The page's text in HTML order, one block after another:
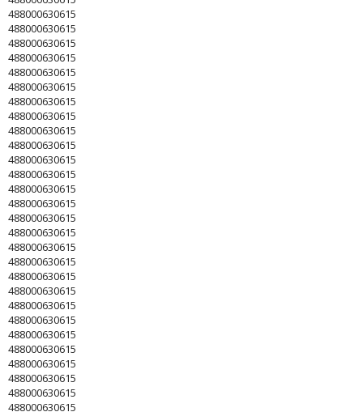
488000630615
488000630615
488000630615
488000630615
488000630615
488000630615
488000630615
488000630615
488000630615
488000630615
488000630615
488000630615
488000630615
488000630615
488000630615
488000630615
488000630615
488000630615
488000630615
488000630615
488000630615
488000630615
488000630615
488000630615
488000630615
488000630615
488000630615
488000630615